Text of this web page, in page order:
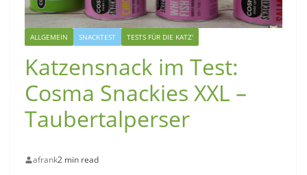
ALLGEMEIN SNACKTEST TESTS FÜR DIE KATZ'
Katzensnack im Test:
Cosma Snackies XXL –
Taubertalperser
afrank2 min read